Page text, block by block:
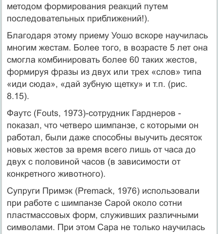
методом формирования реакций путем
последовательных приближе­ний!).
Благодаря этому приему Уошо вскоре научилась
многим жестам. Более того, в возрасте 5 лет она
смогла комбинировать более 60 таких жестов,
формируя фразы из двух или трех «слов» типа
«иди сюда», «дай зубную щетку» и т.п. (рис.
8.15).
Фаутс (Fouts, 1973)-сотрудник Гарднеров -
показал, что четверо шимпанзе, с которыми он
работал, были даже способны выучить десяток
новых жестов за время всего лишь от часа до
двух с половиной часов (в зависимости от
конкретного животного).
Супруги Примэк (Premack, 1976) использовали
при работе с шимпан­зе Сарой около сотни
пластмассовых форм, служивших различными
символами. При этом Сара не только научилась